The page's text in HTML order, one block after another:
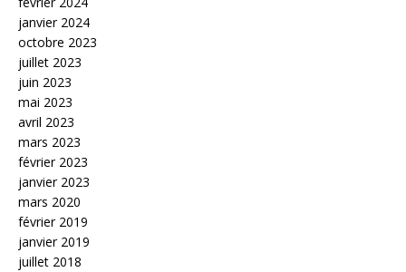
janvier 2024
octobre 2023
juillet 2023
juin 2023
mai 2023
avril 2023
mars 2023
février 2023
janvier 2023
mars 2020
février 2019
janvier 2019
juillet 2018